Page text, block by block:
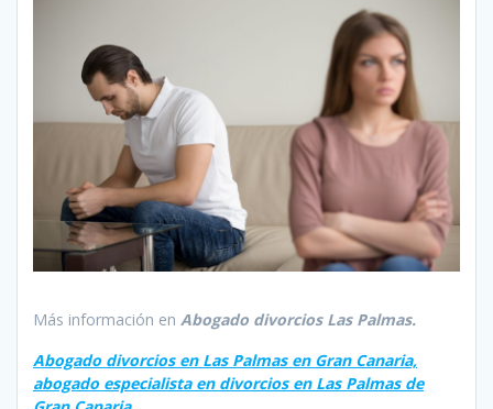
Más información en Abogado divorcios Las Palmas.
Abogado divorcios en Las Palmas en Gran Canaria,
abogado especialista en divorcios en Las Palmas de